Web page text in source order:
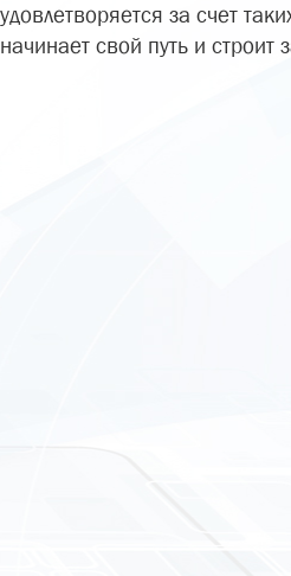
удовлетворяется за счет
начинает свой путь и строит